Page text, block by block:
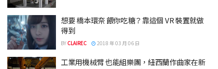
想要 橋本環奈 餵你吃糖？靠這個 VR 裝置就做
得到
BY CLAIREC 2018 年 03 月 06 日
工業用機械臂 也能組樂團，紐西蘭作曲家在新